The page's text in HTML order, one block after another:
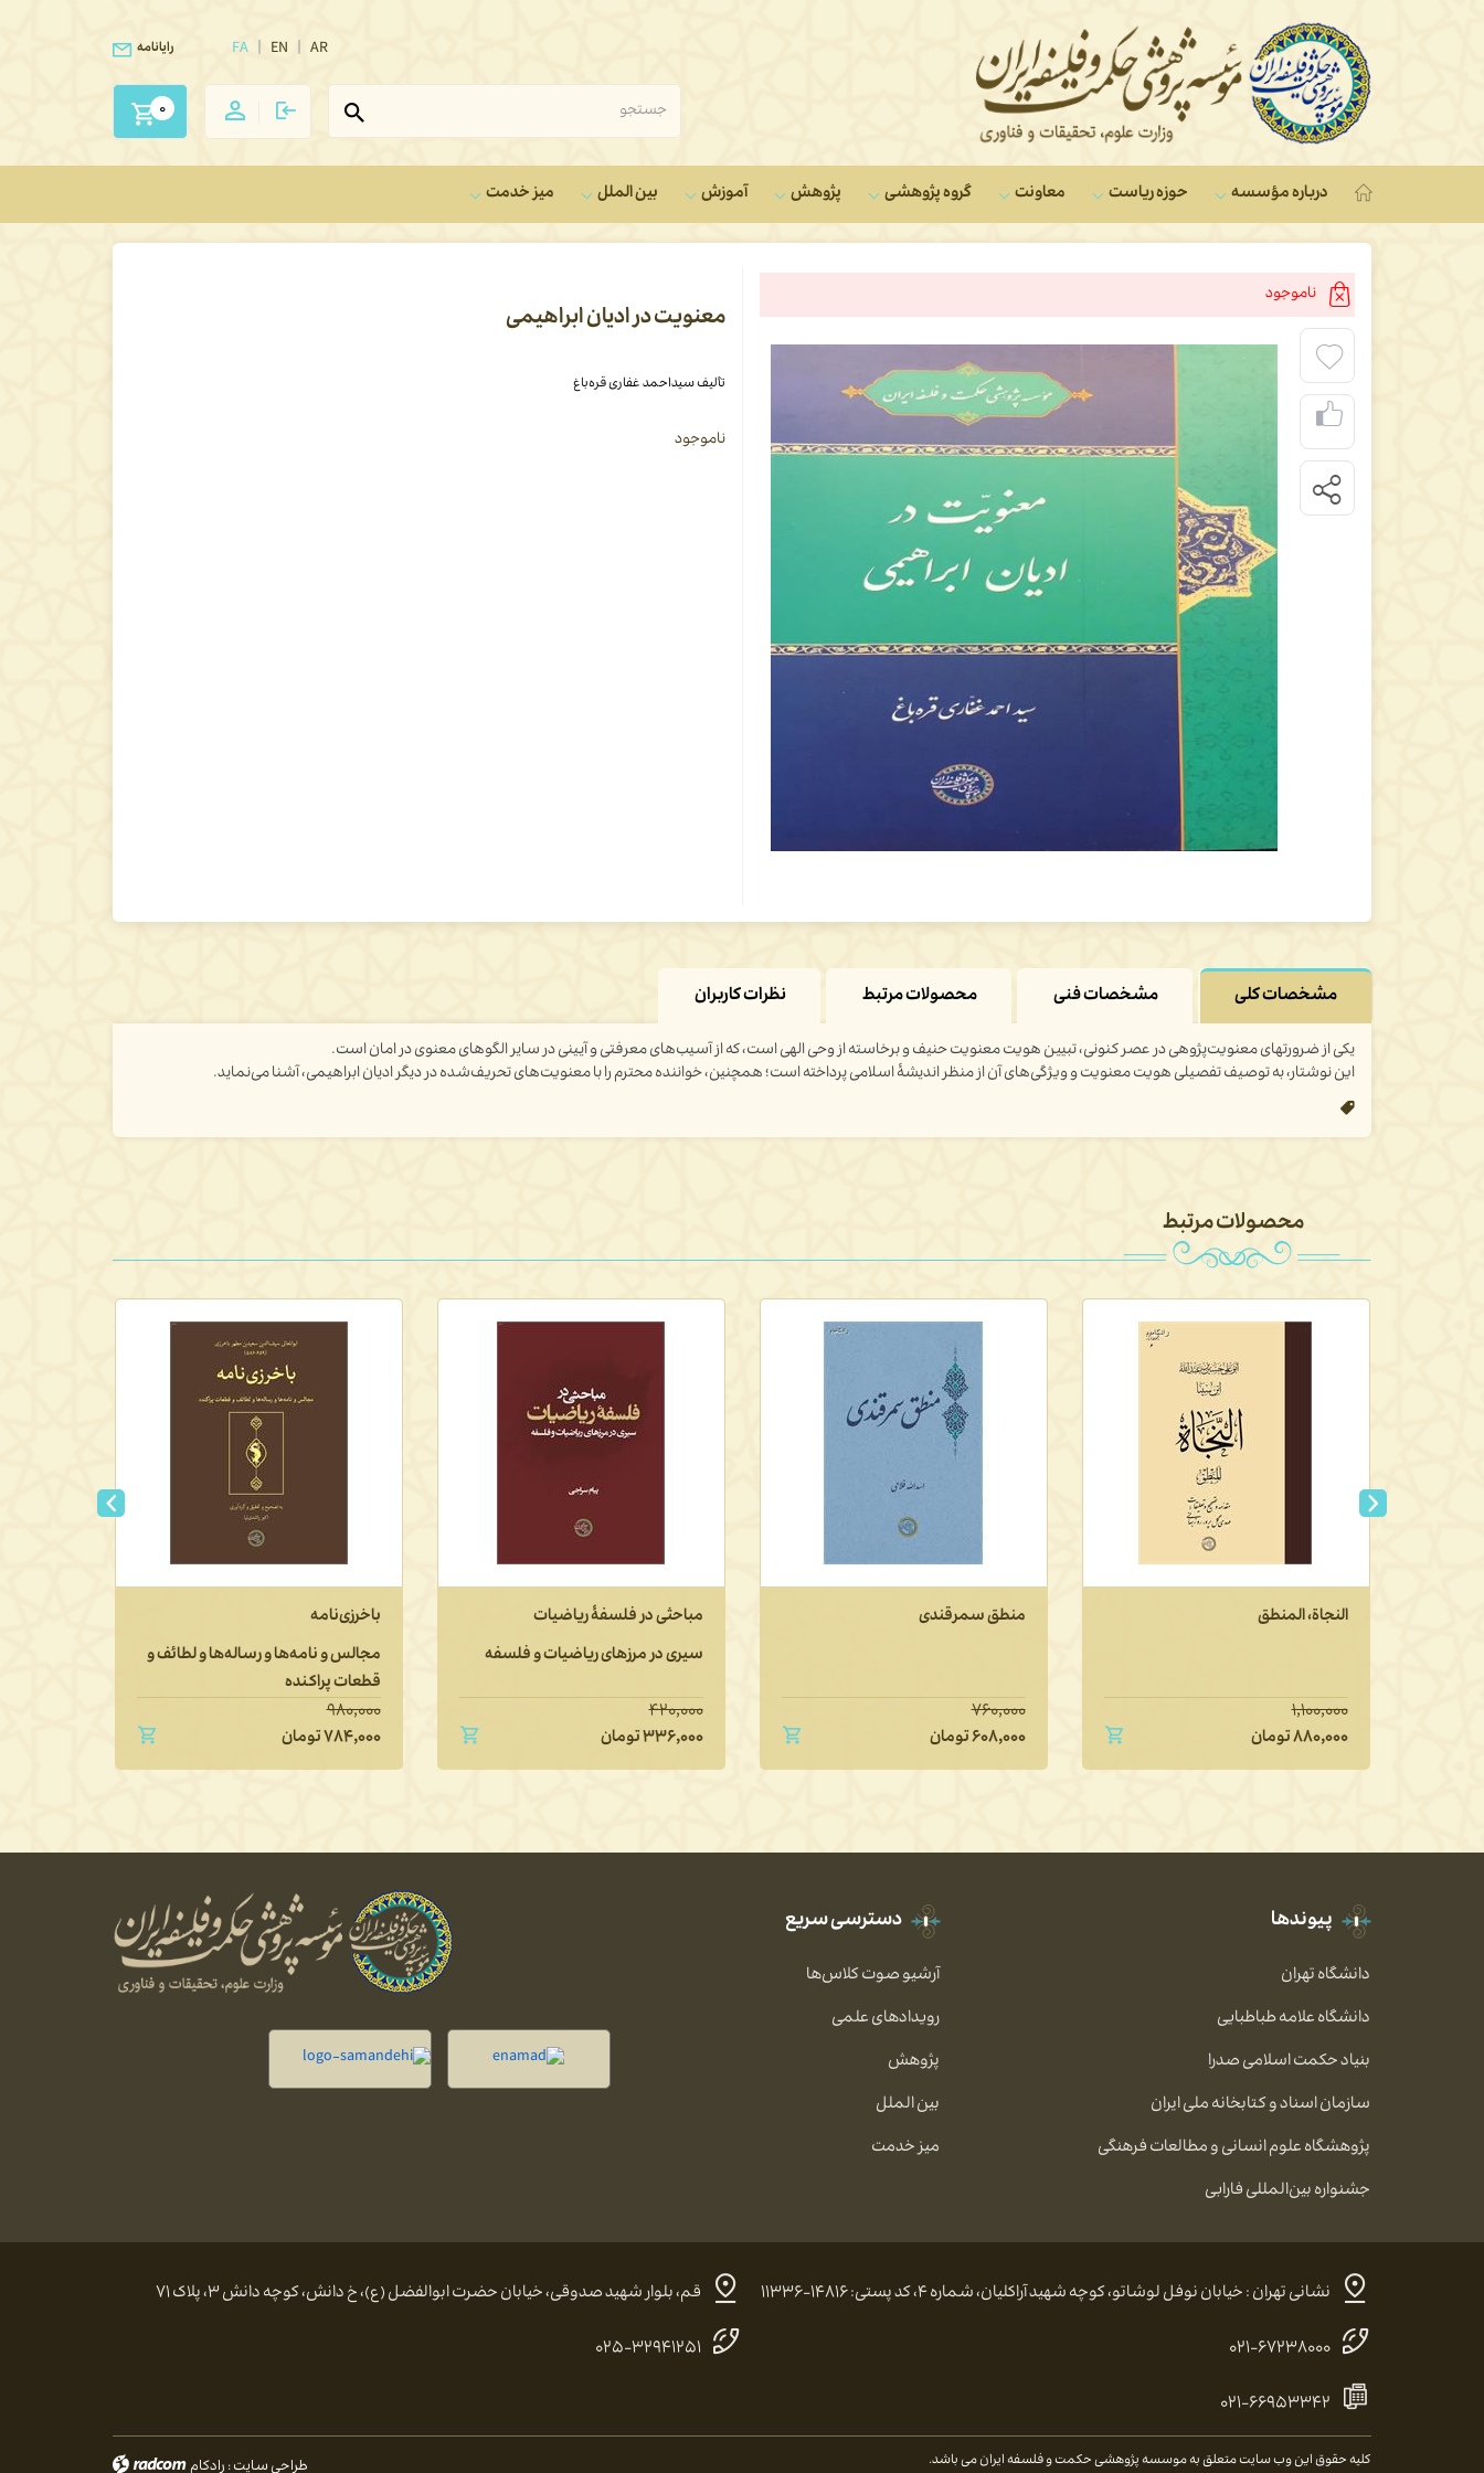
FA EN AR رایانامه
0
درباره مؤسسه حوزه ریاست معاونت‌ گروه‌ پژوهشی پژوهش آموزش بین الملل میز خدمت
ناموجود
معنویت در ادیان ابراهیمی
تألیف سیداحمد غفاری قره‌باغ
ناموجود
مشخصات کلی مشخصات فنی محصولات مرتبط نظرات کاربران
یکی از ضرورتهای معنویت‌پژوهی در عصر کنونی، تبیین هویت معنویت حنیف و برخاسته از وحی الهی است، که از آسیب‌های معرفتی و آیینی در سایر الگوهای معنوی در امان است.
این نوشتار، به توصیف تفصیلی هویت معنویت و ویژگی‌های آن از منظراندیشۀاسلامی پرداخته است؛ همچنین، خواننده محترم را با معنویت‌های تحریف‌شده در دیگر ادیان ابراهیمی، آشنا می‌نماید.
محصولات مرتبط
النجاة، المنطق
۱,۱۰۰,۰۰۰
۸۸۰,۰۰۰تومان
منطق سمرقندی
۷۶۰,۰۰۰
۶۰۸,۰۰۰تومان
مباحثی در فلسفۀ ریاضیات
سیری در مرزهای ریاضیات و فلسفه
۴۲۰,۰۰۰
۳۳۶,۰۰۰تومان
باخرزی‌نامه
مجالس و نامه‌ها و رساله‌ها و لطائف و
قطعات پراکنده
۹۸۰,۰۰۰
۷۸۴,۰۰۰تومان
پیوندها
دانشگاه تهران
دانشگاه علامه طباطبایی
بنیاد حکمت اسلامی صدرا
سازمان اسناد و کتابخانه ملی ایران
پژوهشگاه علوم انسانی و مطالعات فرهنگی
جشنواره بین‌المللی فارابی
دسترسی سریع
آرشیو صوت کلاس‌ها
رویدادهای علمی
پژوهش
بین الملل
میز خدمت
نشانی تهران : خیابان نوفل لوشاتو، کوچه شهید آراکلیان، شماره ۴، کد پستی: ۱۴۸۱۶-۱۱۳۳۶
۰۲۱-۶۷۲۳۸۰۰۰
۰۲۱-۶۶۹۵۳۳۴۲
قم، بلوار شهید صدوقی، خیابان حضرت ابوالفضل (ع)، خ دانش، کوچه دانش ۳، پلاک ۷۱
۰۲۵-۳۲۹۴۱۲۵۱
کلیه حقوق این وب سایت متعلق به موسسه پژوهشی حکمت و فلسفه ایران می باشد. طراحی سایت: رادکام radcom